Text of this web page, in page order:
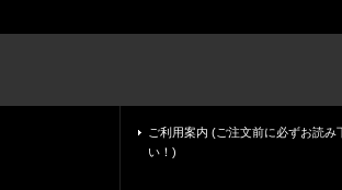
ご利用案内 (ご注文前に必ずお読み
い！)